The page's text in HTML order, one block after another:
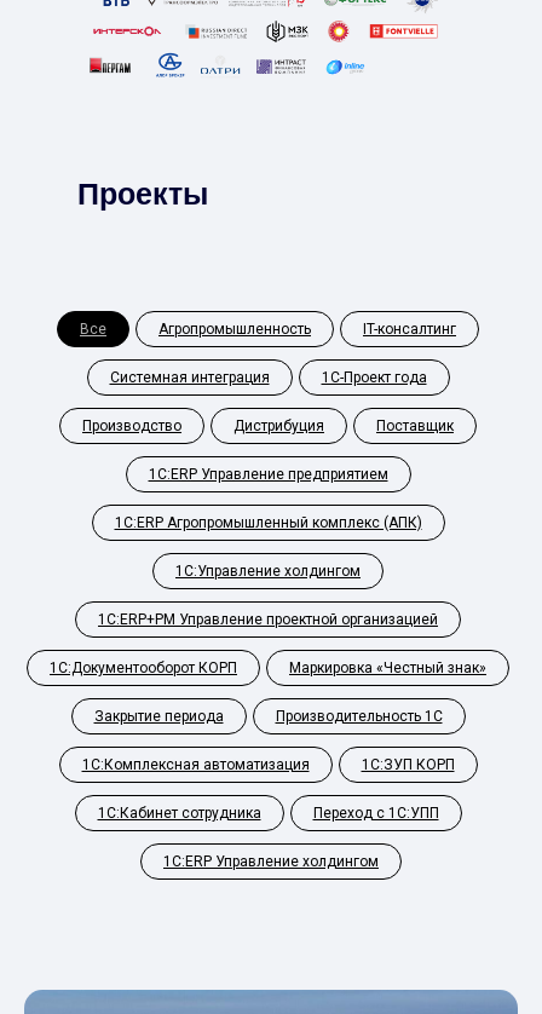
Проекты
Все Агропромышленность IT-консалтинг
Системная интеграция 1С-Проект года
Производство Дистрибуция Поставщик
1С:ERP Управление предприятием
1С:ERP Агропромышленный комплекс (АПК)
1С:Управление холдингом
1С:ERP+PM Управление проектной организацией
1С:Документооборот КОРП Маркировка «Честный знак»
Закрытие периода Производительность 1С
1С:Комплексная автоматизация 1С:ЗУП КОРП
1С:Кабинет сотрудника Переход с 1С:УПП
1С:ERP Управление холдингом